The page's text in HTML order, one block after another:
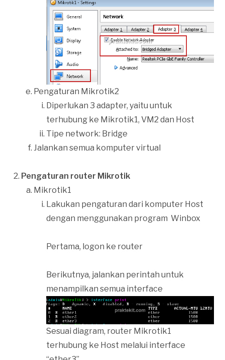
Pengaturan Mikrotik2
Diperlukan 3 adapter, yaitu untuk
terhubung ke Mikrotik1, VM2 dan Host
Tipe network: Bridge
Jalankan semua komputer virtual
Pengaturan router Mikrotik
Mikrotik1
Lakukan pengaturan dari komputer Host
dengan menggunakan program Winbox
Pertama, logon ke router
Berikutnya, jalankan perintah untuk
menampilkan semua interface
Sesuai diagram, router Mikrotik1
terhubung ke Host melalui interface